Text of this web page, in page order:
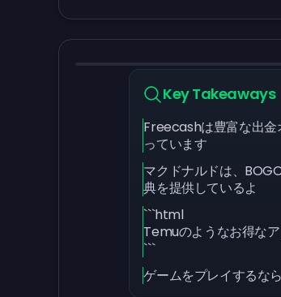
Key Takeaways
Freecashは豊富な出金
っています
マクドナルドは、
典を提供しているよ
```html
Temuのようなお得な
```
ゲームをプレイするな